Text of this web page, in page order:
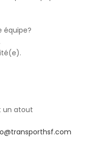
équipe?
un atout